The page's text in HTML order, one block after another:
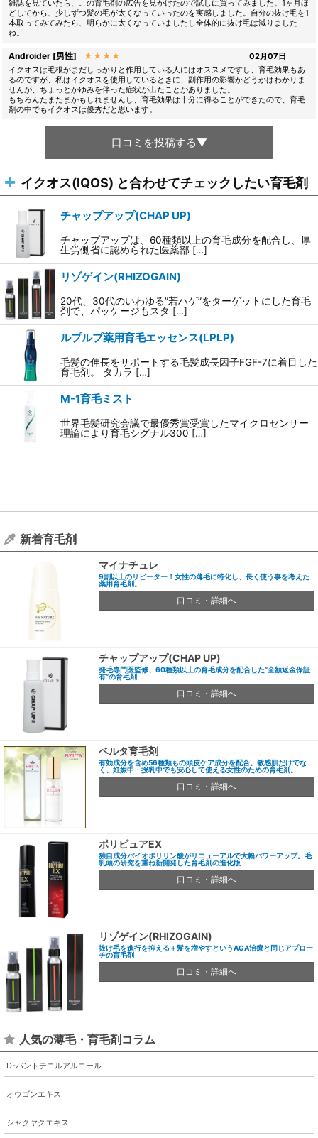
雑誌を見ていたら、この育毛剤の広告を見かけたので試しに買ってみました。1ヶ月ほ
どしてから、少しずつ髪の毛が太くなっていったのを実感しました。自分の抜け毛を1
本取ってみてみたら、明らかに太くなっていましたし全体的に抜け毛は減りました
ね。
Androider [男性] ★★★★
02月07日
イクオスは毛根がまだしっかりと作用している人にはオススメですし、育毛効果もあ
るのですが、私はイクオスを使用しているときに、副作用の影響かどうかはわかりま
せんが、ちょっとかゆみを伴った症状が出たことがありました。
もちろんたまたまかもしれませんし、育毛効果は十分に得ることができたので、育毛
剤の中でもイクオスは優秀だと思います。
口コミを投稿する▼
イクオス(IQOS) と合わせてチェックしたい育毛剤
チャップアップ(CHAP UP)
チャップアップは、60種類以上の育毛成分を配合し、厚
生労働省に認められた医薬部 […]
リゾゲイン(RHIZOGAIN)
20代、30代のいわゆる”若ハゲ”をターゲットにした育毛
剤で、パッケージもスタ […]
ルプルプ薬用育毛エッセンス(LPLP)
毛髪の伸長をサポートする毛髪成長因子FGF-7に着目した
育毛剤。 タカラ […]
M-1育毛ミスト
世界毛髪研究会議で最優秀賞受賞したマイクロセンサー
理論により育毛シグナル300 […]
新着育毛剤
マイナチュレ
9割以上のリピーター！女性の薄毛に特化し、長く使う事を考えた
薬用育毛剤。
口コミ・詳細へ
チャップアップ(CHAP UP)
発毛専門医監修、60種類以上の育毛成分を配合した”全額返金保証
有”の育毛剤
口コミ・詳細へ
ベルタ育毛剤
有効成分を含め56種類もの頭皮ケア成分を配合。敏感肌だけでな
く、妊娠中・授乳中でも安心して使える女性のための育毛剤。
口コミ・詳細へ
ポリピュアEX
独自成分バイオポリリン酸がリニューアルで大幅パワーアップ。毛
乳頭の研究を重ね新開発した育毛剤の進化版
口コミ・詳細へ
リゾゲイン(RHIZOGAIN)
抜け毛を進行を抑える＋髪を増やすというAGA治療と同じアプロー
チの育毛剤
口コミ・詳細へ
人気の薄毛・育毛剤コラム
D-パントテニルアルコール
オウゴンエキス
シャクヤクエキス